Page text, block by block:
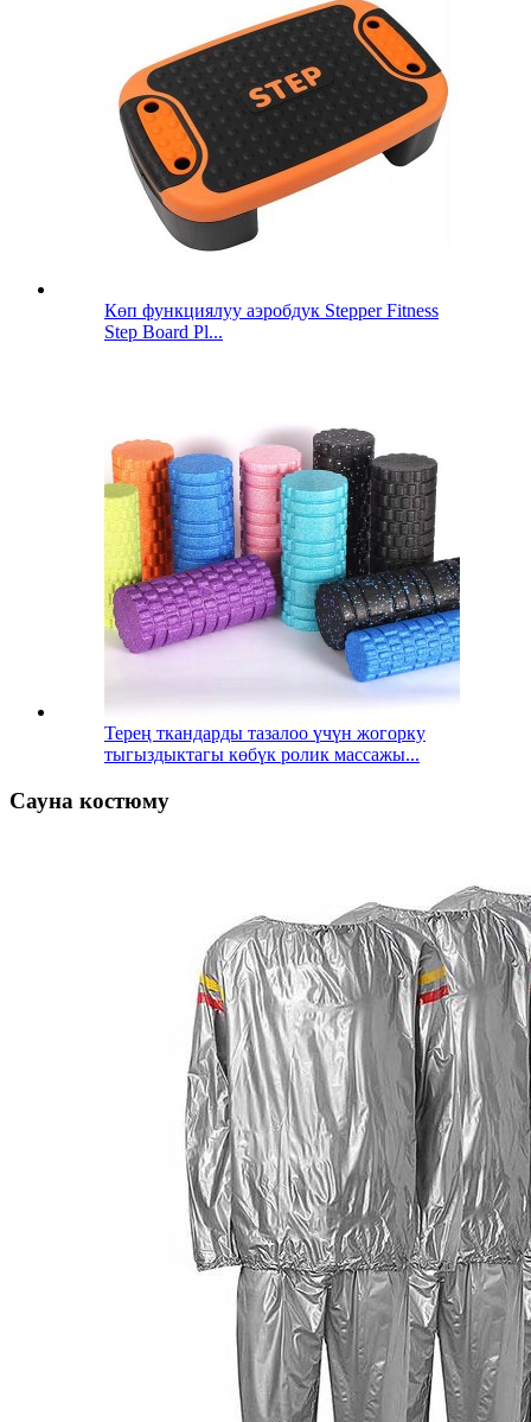
Көп функциялуу аэробдук Stepper Fitness
Step Board Pl...
Терең ткандарды тазалоо үчүн жогорку
тыгыздыктагы көбүк ролик массажы...
Сауна костюму